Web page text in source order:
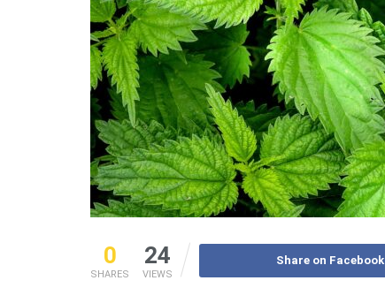
0
SHARES
24
VIEWS
Share on Facebook